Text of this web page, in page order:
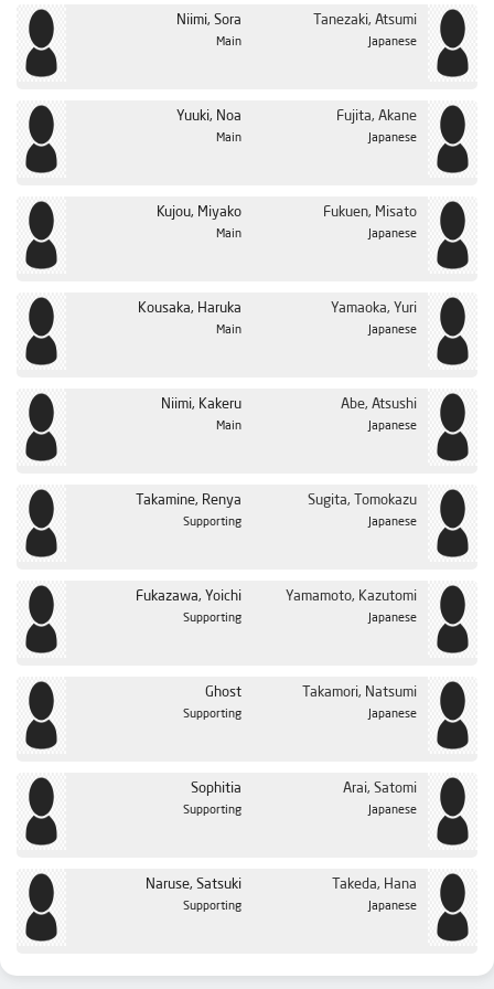
Niimi, Sora
Main
Tanezaki, Atsumi
Japanese
Yuuki, Noa
Main
Fujita, Akane
Japanese
Kujou, Miyako
Main
Fukuen, Misato
Japanese
Kousaka, Haruka
Main
Yamaoka, Yuri
Japanese
Niimi, Kakeru
Main
Abe, Atsushi
Japanese
Takamine, Renya
Supporting
Sugita, Tomokazu
Japanese
Fukazawa, Yoichi
Supporting
Yamamoto, Kazutomi
Japanese
Ghost
Supporting
Takamori, Natsumi
Japanese
Sophitia
Supporting
Arai, Satomi
Japanese
Naruse, Satsuki
Supporting
Takeda, Hana
Japanese